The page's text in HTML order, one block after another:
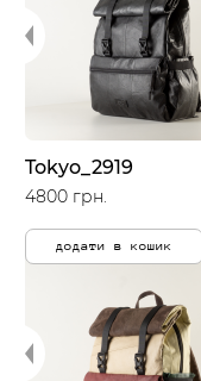
Tokyo_2919
4800 грн.
додати в кошик